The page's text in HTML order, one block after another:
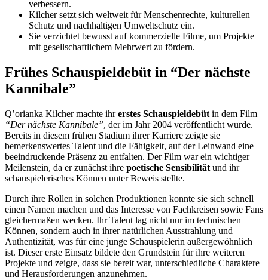
verbessern.
Kilcher setzt sich weltweit für Menschenrechte, kulturellen
Schutz und nachhaltigen Umweltschutz ein.
Sie verzichtet bewusst auf kommerzielle Filme, um Projekte
mit gesellschaftlichem Mehrwert zu fördern.
Frühes Schauspieldebüt in “Der nächste
Kannibale”
Q’orianka Kilcher machte ihrerstes Schauspieldebüt in dem Film
“Der nächste Kannibale”, der im Jahr 2004 veröffentlicht wurde.
Bereits in diesem frühen Stadium ihrer Karriere zeigte sie
bemerkenswertes Talent und die Fähigkeit, auf der Leinwand eine
beeindruckende Präsenz zu entfalten. Der Film war ein wichtiger
Meilenstein, da er zunächst ihre poetische Sensibilität und ihr
schauspielerisches Können unter Beweis stellte.
Durch ihre Rollen in solchen Produktionen konnte sie sich schnell
einen Namen machen und das Interesse von Fachkreisen sowie Fans
gleichermaßen wecken. Ihr Talent lag nicht nur im technischen
Können, sondern auch in ihrer natürlichen Ausstrahlung und
Authentizität, was für eine junge Schauspielerin außergewöhnlich
ist. Dieser erste Einsatz bildete den Grundstein für ihre weiteren
Projekte und zeigte, dass sie bereit war, unterschiedliche Charaktere
und Herausforderungen anzunehmen.